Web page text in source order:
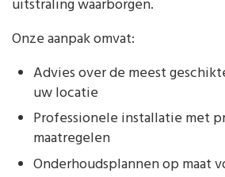
uitstraling waarborgen.
Onze aanpak omvat:
Advies over de meest
uw locatie
Professionele installatie met
maatregelen
Onderhoudsplannen op maat